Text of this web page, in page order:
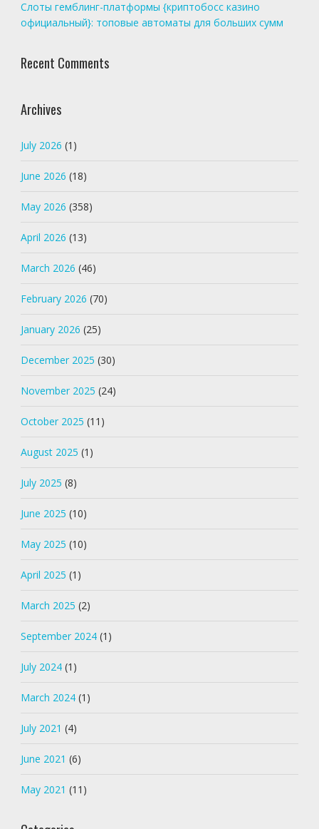
Слоты гемблинг-платформы {криптобосс казино
официальный}: топовые автоматы для больших сумм
Recent Comments
Archives
July 2026 (1)
June 2026 (18)
May 2026 (358)
April 2026 (13)
March 2026 (46)
February 2026 (70)
January 2026 (25)
December 2025 (30)
November 2025 (24)
October 2025 (11)
August 2025 (1)
July 2025 (8)
June 2025 (10)
May 2025 (10)
April 2025 (1)
March 2025 (2)
September 2024(1)
July 2024(1)
March 2024(1)
July 2021 (4)
June 2021 (6)
May 2021 (11)